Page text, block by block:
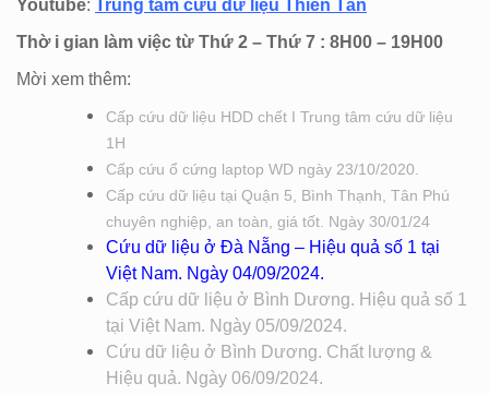
Youtube: Trung tâm cứu dữ liệu Thiên Tân
Thờ i gian làm việc từ Thứ 2 – Thứ 7 : 8H00 – 19H00
Mời xem thêm:
Cấp cứu dữ liệu HDD chết I Trung tâm cứu dữ liệu
1H
Cấp cứu ổ cứng laptop WD ngày 23/10/2020.
Cấp cứu dữ liệu tại Quận 5, Bình Thạnh, Tân Phú
chuyên nghiệp, an toàn, giá tốt. Ngày 30/01/24
Cứu dữ liệu ở Đà Nẵng – Hiệu quả số 1 tại
Việt Nam. Ngày 04/09/2024.
Cấp cứu dữ liệu ở Bình Dương. Hiệu quả số 1
tại Việt Nam. Ngày 05/09/2024.
Cứu dữ liệu ở Bình Dương. Chất lượng &
Hiệu quả. Ngày 06/09/2024.